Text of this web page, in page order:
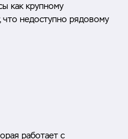
как крупному
что недоступно рядовому
работает с